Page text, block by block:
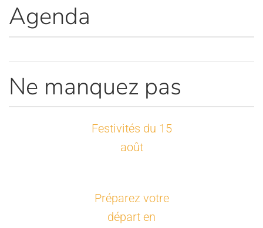
Agenda
Ne manquez pas
Festivités du 15
août
Préparez votre
départ en